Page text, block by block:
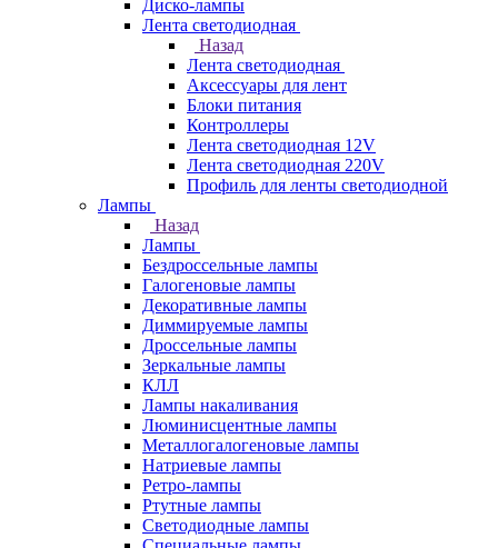
Диско-лампы
Лента светодиодная
Назад
Лента светодиодная
Аксессуары для лент
Блоки питания
Контроллеры
Лента светодиодная 12V
Лента светодиодная 220V
Профиль для ленты светодиодной
Лампы
Назад
Лампы
Бездроссельные лампы
Галогеновые лампы
Декоративные лампы
Диммируемые лампы
Дроссельные лампы
Зеркальные лампы
КЛЛ
Лампы накаливания
Люминисцентные лампы
Металлогалогеновые лампы
Натриевые лампы
Ретро-лампы
Ртутные лампы
Светодиодные лампы